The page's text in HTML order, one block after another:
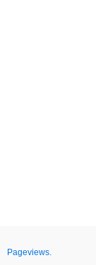
Pageviews.